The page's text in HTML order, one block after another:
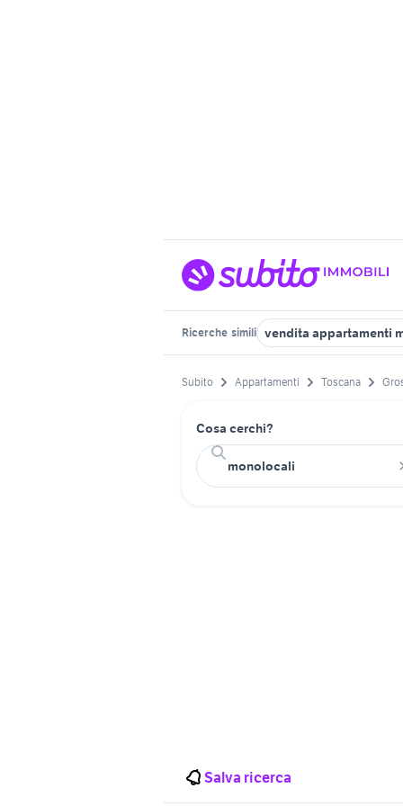
Ricerche simili vendita appartamenti
Subito Appartamenti Toscana
Cosa cerchi?
Salva ricerca